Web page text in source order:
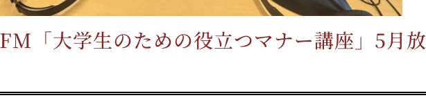
FM「大学生のための役立つマナー講座」5月放